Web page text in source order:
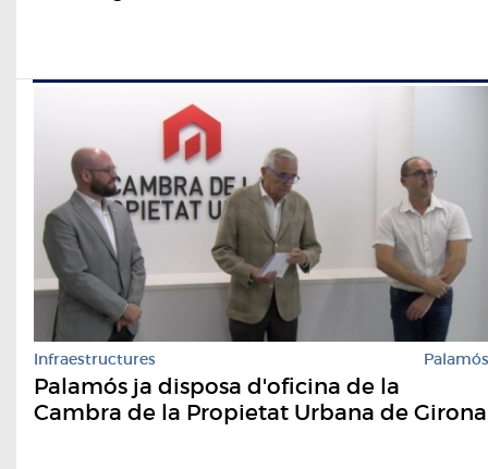
Infraestructures Palamós
Palamós ja disposa d'oficina de la
Cambra de la Propietat Urbana de Girona